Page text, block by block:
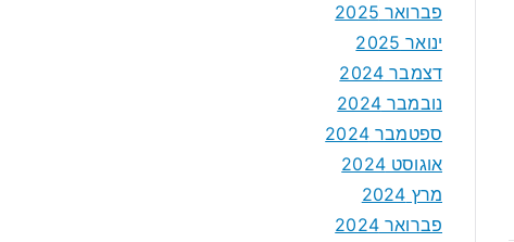
פברואר 2025
ינואר 2025
דצמבר 2024
נובמבר 2024
ספטמבר 2024
אוגוסט 2024
מרץ 2024
פברואר 2024